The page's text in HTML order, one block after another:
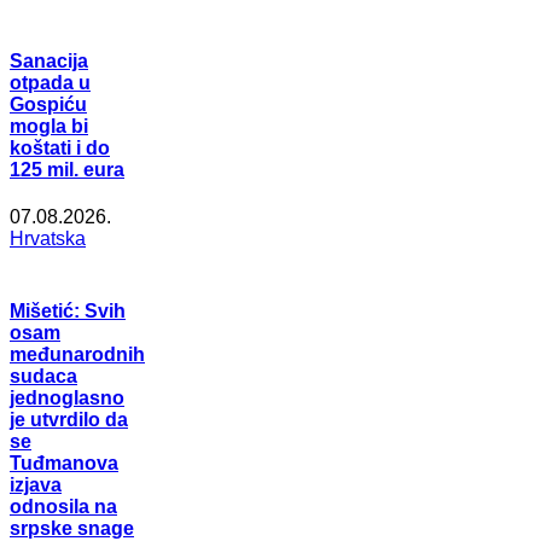
Sanacija
otpada u
Gospiću
mogla bi
koštati i do
125 mil. eura
07.08.2026.
Hrvatska
Mišetić: Svih
osam
međunarodnih
sudaca
jednoglasno
je utvrdilo da
se
Tuđmanova
izjava
odnosila na
srpske snage